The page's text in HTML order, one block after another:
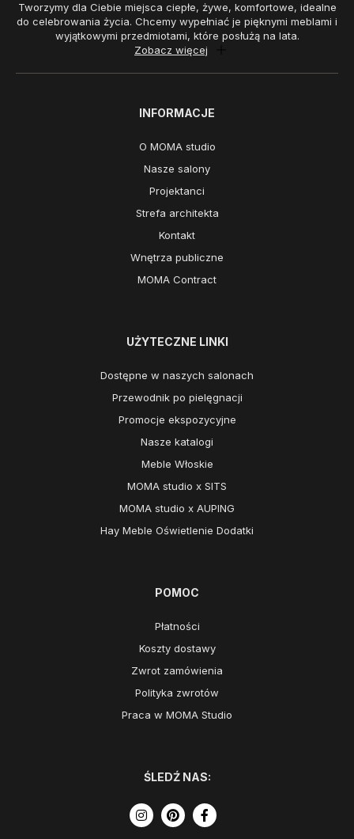
Tworzymy dla Ciebie miejsca ciepłe, żywe, komfortowe, idealne
do celebrowania życia. Chcemy wypełniać je pięknymi meblami i
wyjątkowymi przedmiotami, które posłużą na lata.
Zobacz więcej
INFORMACJE
O MOMA studio
Nasze salony
Projektanci
Strefa architekta
Kontakt
Wnętrza publiczne
MOMA Contract
UŻYTECZNE LINKI
Dostępne w naszych salonach
Przewodnik po pielęgnacji
Promocje ekspozycyjne
Nasze katalogi
Meble Włoskie
MOMA studio x SITS
MOMA studio x AUPING
Hay Meble Oświetlenie Dodatki
POMOC
Płatności
Koszty dostawy
Zwrot zamówienia
Polityka zwrotów
Praca w MOMA Studio
ŚLEDŹ NAS: